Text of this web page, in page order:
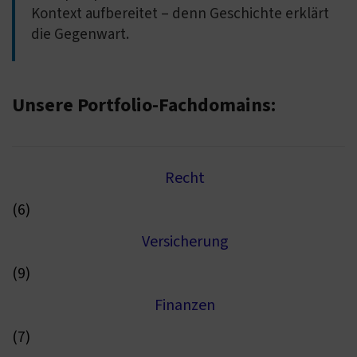
Kontext aufbereitet – denn Geschichte erklärt
die Gegenwart.
Unsere Portfolio-Fachdomains:
Recht
(6)
Versicherung
(9)
Finanzen
(7)